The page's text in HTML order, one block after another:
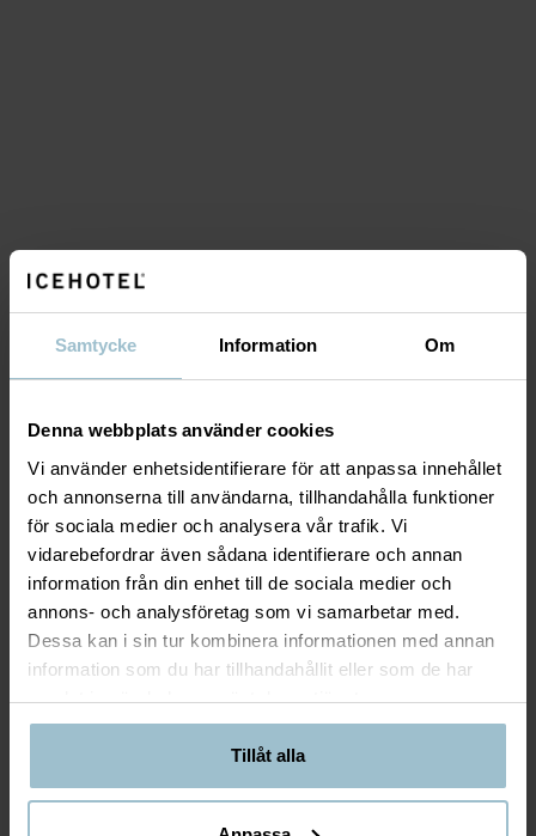
Samtycke Information Om
Denna webbplats använder cookies
Vi använder enhetsidentifierare för att anpassa innehållet
och annonserna till användarna, tillhandahålla funktioner
för sociala medier och analysera vår trafik. Vi
vidarebefordrar även sådana identifierare och annan
information från din enhet till de sociala medier och
annons- och analysföretag som vi samarbetar med.
Dessa kan i sin tur kombinera informationen med annan
information som du har tillhandahållit eller som de har
samlat in när du har använt deras tjänster.
Tillåt alla